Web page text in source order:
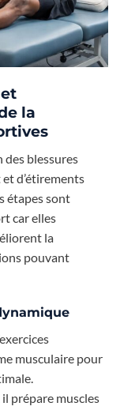
la
blessures
d’étirements
étapes sont
car elles
la
pouvant
musculaire pour
prépare muscles